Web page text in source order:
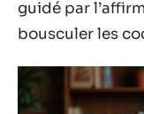
guidé par
bousculer les